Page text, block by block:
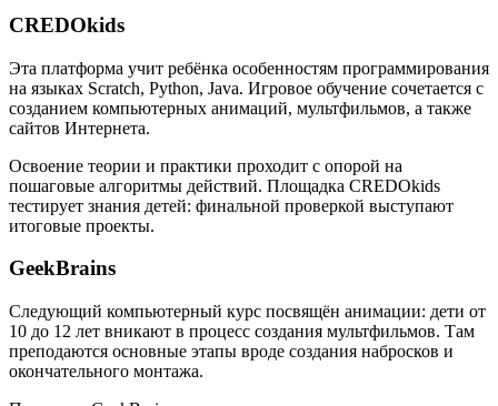
CREDOkids
Эта платформа учит ребёнка особенностям программирования
на языках Scratch, Python, Java. Игровое обучение сочетается с
созданием компьютерных анимаций, мультфильмов, а также
сайтов Интернета.
Освоение теории и практики проходит с опорой на
пошаговые алгоритмы действий. Площадка CREDOkids
тестирует знания детей: финальной проверкой выступают
итоговые проекты.
GeekBrains
Следующий компьютерный курс посвящён анимации: дети от
10 до 12 лет вникают в процесс создания мультфильмов. Там
преподаются основные этапы вроде создания набросков и
окончательного монтажа.